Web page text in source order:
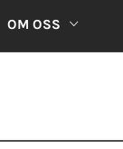
OM OSS